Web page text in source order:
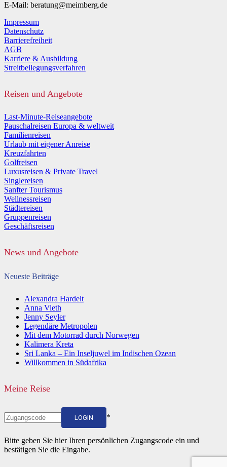
E-Mail: beratung@meimberg.de
Impressum
Datenschutz
Barrierefreiheit
AGB
Karriere & Ausbildung
Streitbeilegungsverfahren
Reisen und Angebote
Last-Minute-Reiseangebote
Pauschalreisen Europa & weltweit
Familienreisen
Urlaub mit eigener Anreise
Kreuzfahrten
Golfreisen
Luxusreisen & Private Travel
Singlereisen
Sanfter Tourismus
Wellnessreisen
Städtereisen
Gruppenreisen
Geschäftsreisen
News und Angebote
Neueste Beiträge
Alexandra Hardelt
Anna Vieth
Jenny Seyler
Legendäre Metropolen
Mit dem Motorrad durch Norwegen
Kalimera Kreta
Sri Lanka – Ein Inseljuwel im Indischen Ozean
Willkommen in Südafrika
Meine Reise
LOGIN *
Bitte geben Sie hier Ihren persönlichen Zugangscode ein und
bestätigen Sie die Eingabe.